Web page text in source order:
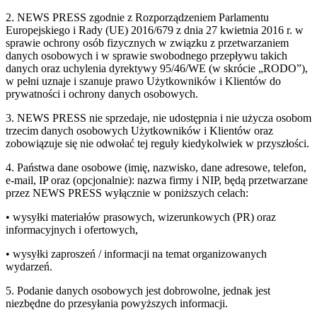
2. NEWS PRESS zgodnie z Rozporządzeniem Parlamentu
Europejskiego i Rady (UE) 2016/679 z dnia 27 kwietnia 2016 r. w
sprawie ochrony osób fizycznych w związku z przetwarzaniem
danych osobowych i w sprawie swobodnego przepływu takich
danych oraz uchylenia dyrektywy 95/46/WE (w skrócie „RODO”),
w pełni uznaje i szanuje prawo Użytkowników i Klientów do
prywatności i ochrony danych osobowych.
3. NEWS PRESS nie sprzedaje, nie udostępnia i nie użycza osobom
trzecim danych osobowych Użytkowników i Klientów oraz
zobowiązuje się nie odwołać tej reguły kiedykolwiek w przyszłości.
4. Państwa dane osobowe (imię, nazwisko, dane adresowe, telefon,
e-mail, IP oraz (opcjonalnie): nazwa firmy i NIP, będą przetwarzane
przez NEWS PRESS wyłącznie w poniższych celach:
• wysyłki materiałów prasowych, wizerunkowych (PR) oraz
informacyjnych i ofertowych,
• wysyłki zaproszeń / informacji na temat organizowanych
wydarzeń.
5. Podanie danych osobowych jest dobrowolne, jednak jest
niezbędne do przesyłania powyższych informacji.